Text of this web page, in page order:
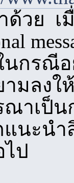
ด้วย
นกรณีอ
มลงใ
ณาเป็น
แนะนำ
ไป